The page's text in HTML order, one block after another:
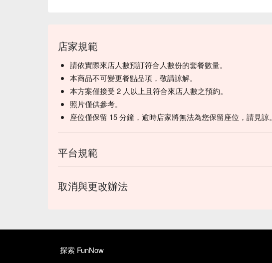
店家規範
請依實際來店人數預訂符合人數份的套餐數量。
本商品不可變更餐點品項，敬請諒解。
本方案僅接受 2 人以上且符合來店人數之預約。
照片僅供參考。
座位僅保留 15 分鐘，逾時店家將無法為您保留座位，請見諒。
平台規範
取消與更改辦法
探索 FunNow